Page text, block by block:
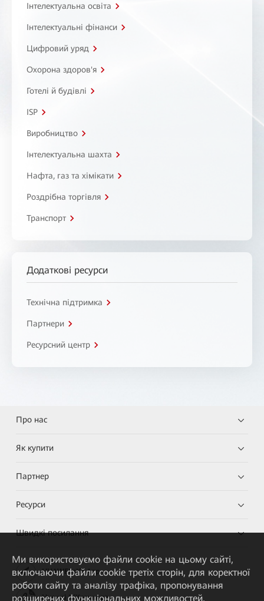
Інтелектуальна освіта
Інтелектуальні фінанси
Цифровий уряд
Охорона здоров'я
Готелі й будівлі
ISP
Виробництво
Інтелектуальна шахта
Нафта, газ та хімікати
Роздрібна торгівля
Транспорт
Додаткові ресурси
Технічна підтримка
Партнери
Ресурсний центр
Про нас
Як купити
Партнер
Ресурси
Швидкі посилання
HUAWEI eKit App
Huawei HiKnow App
Ми використовуємо файли cookie на цьому сайті,
включаючи файли cookie третіх сторін, для коректної
роботи сайту та аналізу трафіка, пропонування
розширених функціональних можливостей,